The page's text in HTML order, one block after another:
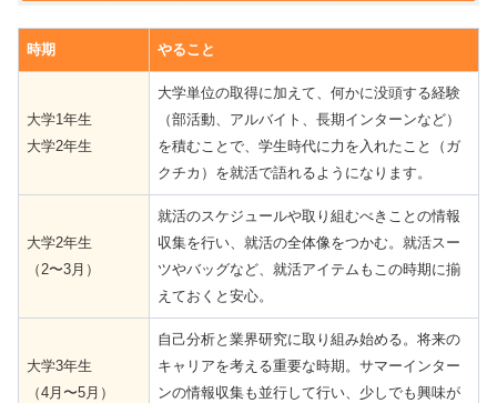
時期 やること
大学1年生
大学2年生
大学単位の取得に加えて、何かに没頭する経験
（部活動、アルバイト、長期インターンなど）
を積むことで、学生時代に力を入れたこと（ガ
クチカ）を就活で語れるようになります。
大学2年生
（2〜3月）
就活のスケジュールや取り組むべきことの情報
収集を行い、就活の全体像をつかむ。就活スー
ツやバッグなど、就活アイテムもこの時期に揃
えておくと安心。
大学3年生
（4月〜5月）
自己分析と業界研究に取り組み始める。将来の
キャリアを考える重要な時期。サマーインター
ンの情報収集も並行して行い、少しでも興味が